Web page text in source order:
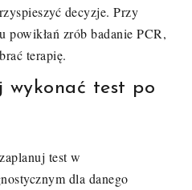
decyzje. Przy
zrób badanie PCR,
terapię.
wykonać test po
test w
dla danego